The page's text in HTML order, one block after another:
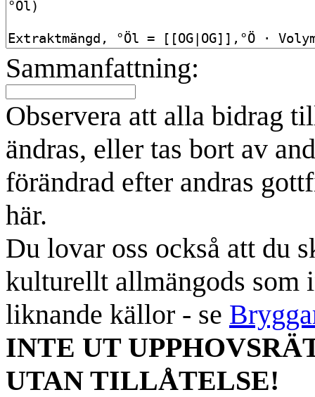
Sammanfattning:
Observera att alla bidrag
ändras, eller tas bort av
förändrad efter andras
här.
Du lovar oss också att du
kulturellt allmängods som
liknande källor - se
INTE UT
UTAN TILLÅTELSE!